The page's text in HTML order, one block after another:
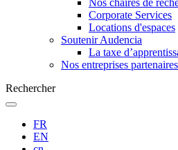
Nos chaires de
Corporate Services
Locations d'espaces
Soutenir Audencia
La taxe
Nos entreprises partenaires
Rechercher
FR
EN